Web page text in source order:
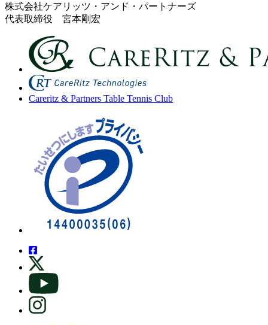
株式会社ケアリッツ・アンド・パートナーズ
代表取締役 宮本剛宏
Careritz & Partners Table Tennis Club